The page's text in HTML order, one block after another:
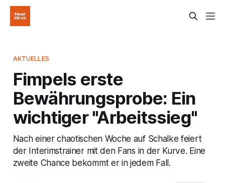
AKTUELLES
Fimpels erste
Bewährungsprobe: Ein
wichtiger "Arbeitssieg"
Nach einer chaotischen Woche auf Schalke feiert
der Interimstrainer mit den Fans in der Kurve. Eine
zweite Chance bekommt er in jedem Fall.